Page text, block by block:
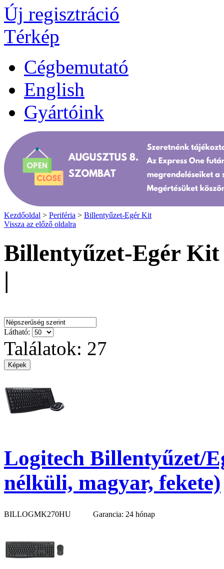
Új regisztráció
Térkép
Cégbemutató
English
Gyártóink
Kezdőoldal > Periféria > Billentyűzet-Egér Kit
Vissza az előző oldalra
Billentyűzet-Egér Kit
|
Látható:
Találatok: 27
Logitech Billentyűzet/
nélküli, magyar, fekete)
BILLOGMK270HU Garancia: 24 hónap